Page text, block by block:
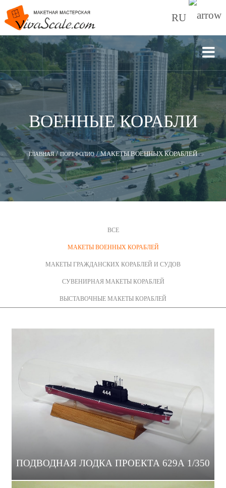
RU
ВОЕННЫЕ КОРАБЛИ
ГЛАВНАЯ/ПОРТФОЛИО/МАКЕТЫ ВОЕННЫХ КОРАБЛЕЙ
ВСЕ
МАКЕТЫ ВОЕННЫХ КОРАБЛЕЙ
МАКЕТЫ ГРАЖДАНСКИХ КОРАБЛЕЙ И СУДОВ
СУВЕНИРНАЯ МАКЕТЫ КОРАБЛЕЙ
ВЫСТАВОЧНЫЕ МАКЕТЫ КОРАБЛЕЙ
ПОДВОДНАЯ ЛОДКА ПРОЕКТА 629А 1/350